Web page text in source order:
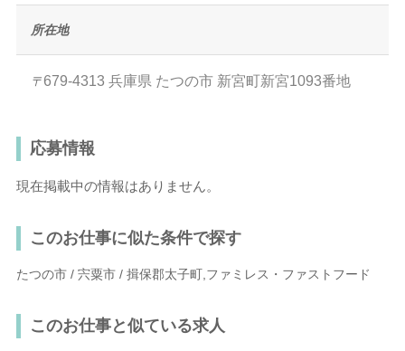
所在地
〒679-4313 兵庫県 たつの市 新宮町新宮1093番地
応募情報
現在掲載中の情報はありません。
このお仕事に似た条件で探す
たつの市 / 宍粟市 / 揖保郡太子町,ファミレス・ファストフード
このお仕事と似ている求人